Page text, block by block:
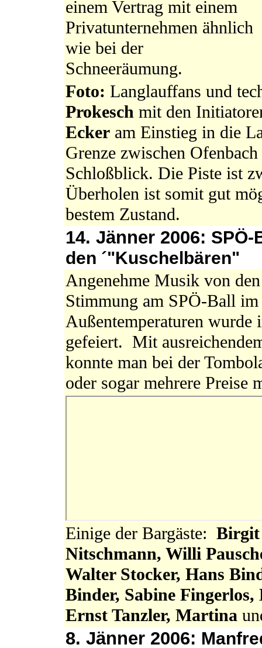
einem Vertrag mit einem
Privatunternehmen ähnlich
wie bei der
Schneeräumung.
Foto: Langlauffans und
Prokesch mit den
Ecker am Einstieg in die
Grenze zwischen
Schloßblick. Die Piste ist
Überholen ist somit gut
bestem Zustand.
14. Jänner 2006: SPÖ-
den ´"Kuschelbären"
Angenehme Musik von
Stimmung am SPÖ-Ball
Außentemperaturen wurde
gefeiert. Mit
konnte man bei der
oder sogar mehrere Preise
Einige der Bargäste: Birgit
Nitschmann, Willi
Walter Stocker, Hans
Binder, Sabine
Ernst Tanzler, Martina
8. Jänner 2006: